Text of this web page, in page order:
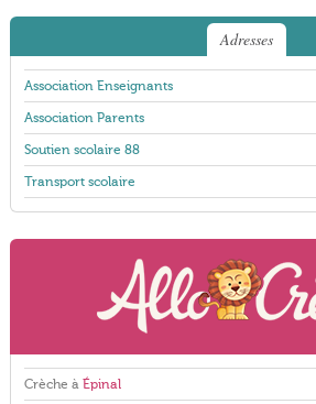
Adresses
Association Enseignants
Association Parents
Soutien scolaire 88
Transport scolaire
Crèche à Épinal